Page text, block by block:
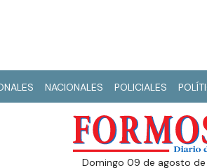
NACIONALES POLICIALES
domingo 09 de agosto